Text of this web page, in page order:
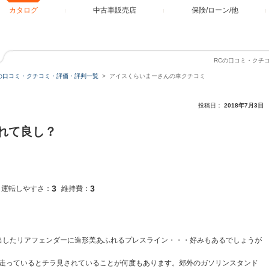
カタログ 中古車販売店 保険/ローン/他
RCの口コミ・クチ
口コミ・クチコミ・評価・評判一覧 アイスくらいまーさんの車クチコミ
投稿日： 2018年7月3日
て良し？
運転しやすさ： 3 維持費： 3
たリアフェンダーに造形美あふれるプレスライン・・・好みもあるでしょうが
っているとチラ見されていることが何度もあります。郊外のガソリンスタンド